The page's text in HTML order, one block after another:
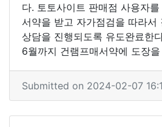
다. 토토사이트 판매점 사용자
서약을 받고 자가점검을 따라서
상담을 진행되도록 유도완료한
6월까지 건램프매서약에 도장
Submitted on 2024-02-07